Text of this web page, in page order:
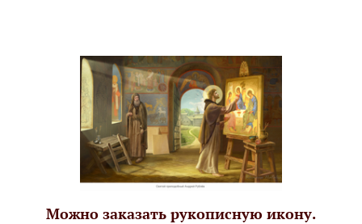
Можно заказать рукописную икону.